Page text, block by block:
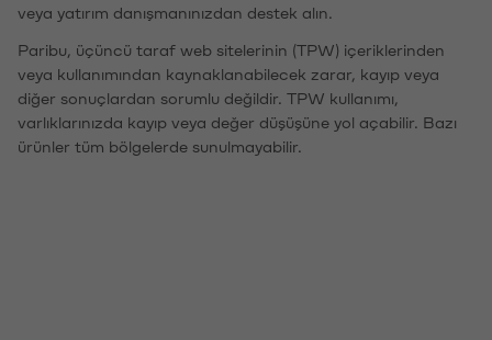
veya yatırım danışmanınızdan destek alın.
Paribu, üçüncü taraf web sitelerinin (TPW) içeriklerinden
veya kullanımından kaynaklanabilecek zarar, kayıp veya
diğer sonuçlardan sorumlu değildir. TPW kullanımı,
varlıklarınızda kayıp veya değer düşüşüne yol açabilir. Bazı
ürünler tüm bölgelerde sunulmayabilir.